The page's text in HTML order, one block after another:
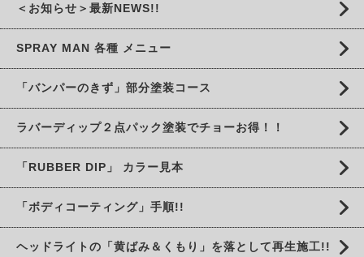
＜お知らせ＞最新NEWS!!
SPRAY MAN 各種 メニュー
「バンパーのきず」部分塗装コース
ラバーディップ２点パック塗装でチョーお得！！
「RUBBER DIP」 カラー見本
「ボディコーティング」手順!!
ヘッドライトの「黄ばみ＆くもり」を落として再生施工!!